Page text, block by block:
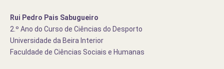
Rui Pedro Pais Sabugueiro
2.º Ano do Curso de Ciências do Desporto
Universidade da Beira Interior
Faculdade de Ciências Sociais e Humanas